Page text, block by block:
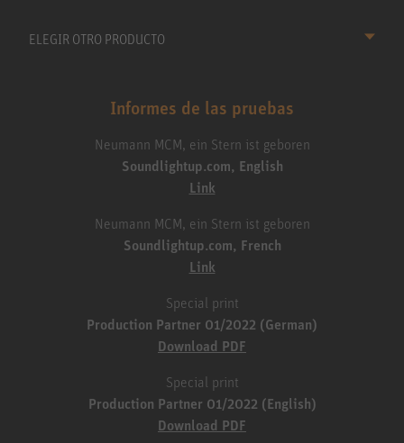
ELEGIR OTRO PRODUCTO
Informes de las pruebas
Neumann MCM, ein Stern ist geboren
Soundlightup.com, English
Link
Neumann MCM, ein Stern ist geboren
Soundlightup.com, French
Link
Special print
Production Partner 01/2022 (German)
Download PDF
Special print
Production Partner 01/2022 (English)
Download PDF